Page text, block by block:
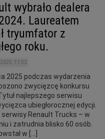
wybrało dealera
Laureatem
tryumfator z
roku.
11:52
2025 podczas wydarzenia
zwycięzcę konkursu
najlepszego serwisu
ubiegłorocznej edycji.
Renault Trucks – w
i zatrudnia blisko 60 osób.
w […]